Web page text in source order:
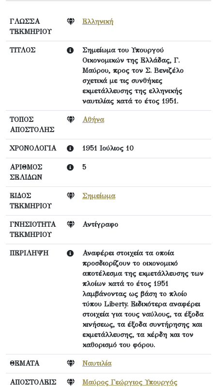
ΓΛΩΣΣΑ
ΤΕΚΜΗΡΙΟΥ
Ελληνική
ΤΙΤΛΟΣ
Σημείωμα του Υπουργού
Οικονομικών της Ελλάδας, Γ.
Μαύρου, προς τον Σ. Βενιζέλο
σχετικά με τις συνθήκες
εκμετάλλευσης της ελληνικής
ναυτιλίας κατά το έτος 1951.
ΤΟΠΟΣ
ΑΠΟΣΤΟΛΗΣ
Αθήνα
ΧΡΟΝΟΛΟΓΙΑ 1951 Ιούλιος 10
ΑΡΙΘΜΟΣ
ΣΕΛΙΔΩΝ
5
ΕΙΔΟΣ
ΤΕΚΜΗΡΙΟΥ
Σημείωμα
ΓΝΗΣΙΟΤΗΤΑ
ΤΕΚΜΗΡΙΟΥ
Αντίγραφο
ΠΕΡΙΛΗΨΗ
Αναφέρει στοιχεία τα οποία
προσδιορίζουν το οικονομικό
αποτέλεσμα της εκμετάλλευσης των
πλοίων κατά το έτος 1951
λαμβάνοντας ως βάση τo πλοίo
τύπου Liberty. Ειδικότερα αναφέρει
στοιχεία για τους ναύλους, τα έξοδα
κινήσεως, τα έξοδα συντήρησης και
εκμετάλλευσης, τα κέρδη και τον
καθορισμό του φόρου.
ΘΕΜΑΤΑ Ναυτιλία
ΑΠΟΣΤΟΛΕΙΣ
Μαύρος Γεώργιος Υπουργός